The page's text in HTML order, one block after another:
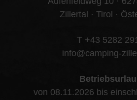
Zillertal · Tirol ·
T +43 5282
info@camping-
von 08.11.2026 bis